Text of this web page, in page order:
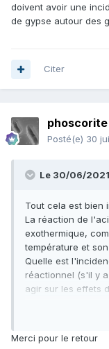
doivent avoir une
de gypse autour des
Citer
phoscorite
Posté(e) 30
Le 30/06/2021
Tout cela est bien
La réaction de
exothermique,
température et
Quelle est
réactionnel (s'il y
agir sur les effets
calcium doivent
Merci pour le retour